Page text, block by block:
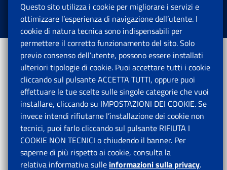
Istituto Nazionale Previdenza Sociale.
Tutti i diritti riservati.
Questo sito utilizza i cookie per migliorare i servizi e
ottimizzare l’esperienza di navigazione dell’utente. I
cookie di natura tecnica sono indispensabili per
permettere il corretto funzionamento del sito. Solo
previo consenso dell’utente, possono essere installati
ulteriori tipologie di cookie. Puoi accettare tutti i cookie
cliccando sul pulsante ACCETTA TUTTI, oppure puoi
effettuare le tue scelte sulle singole categorie che vuoi
installare, cliccando su IMPOSTAZIONI DEI COOKIE. Se
invece intendi rifiutarne l’installazione dei cookie non
tecnici, puoi farlo cliccando sul pulsante RIFIUTA I
COOKIE NON TECNICI o chiudendo il banner. Per
saperne di più rispetto ai cookie, consulta la
relativa informativa sulle informazioni sulla privacy.